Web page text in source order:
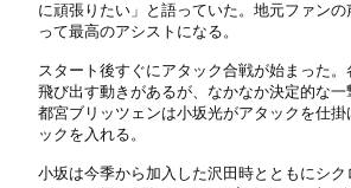
に頑張りたい」と語っていた。地元ファンの
って最高のアシストになる。
スタート後すぐにアタック合戦が始まった。
飛び出す動きがあるが、なかなか決定的な
都宮ブリッツェンは小坂光がアタックを仕
ックを入れる。
小坂は今季から加入した沢田時とともにシ